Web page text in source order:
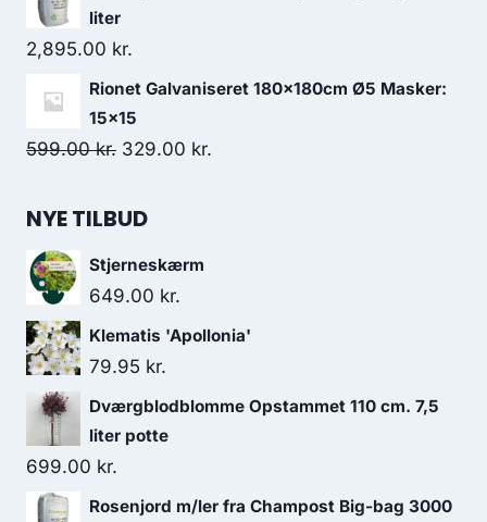
liter
2,895.00 kr.
Rionet Galvaniseret 180x180cm Ø5 Masker:
15x15
599.00kr. Den
pris
599.00 kr..
329.00 kr.
NYE TILBUD
Stjerneskærm
649.00 kr.
Klematis 'Apollonia'
79.95 kr.
Dværgblodblomme Opstammet 110 cm. 7,5
liter potte
699.00 kr.
Rosenjord m/ler fra Champost Big-bag 3000